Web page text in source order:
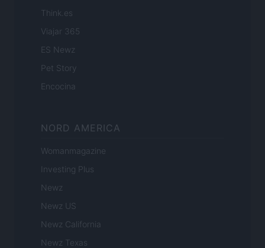
Think.es
Viajar 365
ES Newz
Pet Story
Encocina
NORD AMERICA
Womanmagazine
Investing Plus
Newz
Newz US
Newz California
Newz Texas